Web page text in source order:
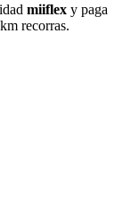
miiflex y paga
recorras.